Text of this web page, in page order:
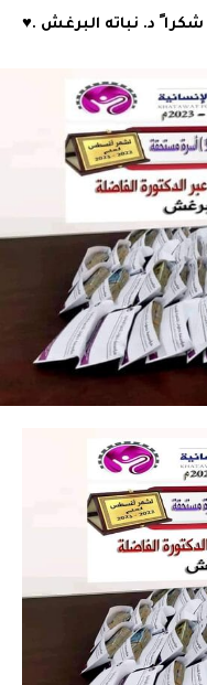
شكرا ً د. نباته البرغش .♥